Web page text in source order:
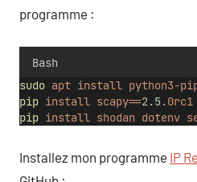
programme :
Bash
sudo apt install python3-
pip install scapy==2.5.0rc1
pip install shodan dotenv
Installez mon programme IP